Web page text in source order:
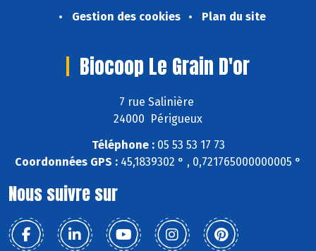
Gestion des cookies
Plan du site
Biocoop Le Grain D'or
7 rue Salinière
24000 Périgueux
Téléphone :05 53 53 17 73
Coordonnées GPS : 45,1839302 ° , 0,721765000000005 °
Nous suivre sur